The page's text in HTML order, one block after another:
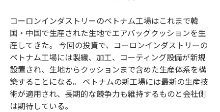
コーロンインダストリーのベトナム工場はこれまで韓
国・中国で生産された生地でエアバッグクッションを生
産してきた。 今回の投資で、コーロンインダストリーの
ベトナム工場には製織、加工、コーティング設備が新規
設置され、生地からクッションまで含めた生産体系を構
築することになる。 ベトナムの新工場には最新の生産技
術が適用され、長期的な競争力も維持するものと会社側
は期待している。